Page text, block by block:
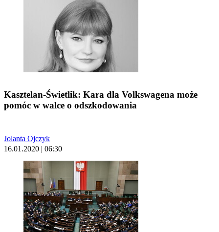
Kasztelan-Świetlik: Kara dla Volkswagena może
pomóc w walce o odszkodowania
Jolanta Ojczyk
16.01.2020 | 06:30